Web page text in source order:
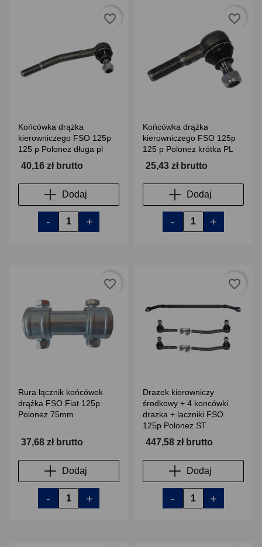
Końcówka drążka
kierowniczego FSO 125p
125 p Polonez długa pl
40,16 zł brutto
Dodaj
- +
favorite_border
Końcówka drążka
kierowniczego FSO 125p
125 p Polonez krótka PL
25,43 zł brutto
Dodaj
- +
favorite_border
Rura łącznik końcówek
drążka FSO Fiat 125p
Polonez 75mm
37,68 zł brutto
Dodaj
- +
favorite_border
Drazek kierowniczy
środkowy + 4 koncówki
drazka + laczniki FSO
125p Polonez ST
447,58 zł brutto
Dodaj
- +
favorite_border